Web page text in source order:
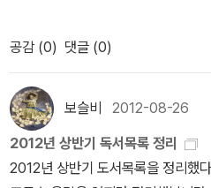
으며 코너는 혼란에 빠진다. '코너
코너의 다른 이름이다. 거부하고 싶
뒤 엄마를 걱정시킬 만큼 '착한 아이
된 파괴'라 인정할 정도로 분노를 폭
다. 그리고 진실을 고백해야 할 순간
에 엄마가 죽지 않기를 바라는 마음
시간이 끝나기를 바라는 마음도 갖
온다치- 동그랗게 몸을 만 사람들,
미겔 스트리트, V. S. 나이폴- 눈웃
음. 지상의 노래, 이승우- 욕망은 그
기쁜 것. 징허다 정말. 나비의 무게,
오였다. 예감은 틀리지 않는다. 줄
피할 수 있는 것은 아니다. 피할 수
r Nobody - Berline Doherty
[1992]Stone Cold - Robert
e Graveyard - Theresa Breslin
ook 1 Northern Lights - Philip
Burgess [1996]River Boy - Tim
vid Almond [1998]Postcards
공감 (0) 댓글 (0)
보슬비 2012-08-26
2012년 상반기 독서목록 정리
2012년 상반기 도서목록을 정리했